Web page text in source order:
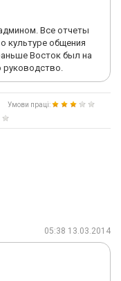
Все отчеты
культуре общения
Восток был на
руководство.
Умови праці:
05:38 13.03.2014